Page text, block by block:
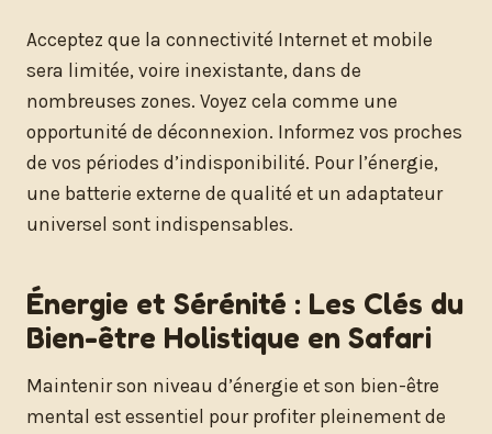
Acceptez que la connectivité Internet et mobile
sera limitée, voire inexistante, dans de
nombreuses zones. Voyez cela comme une
opportunité de déconnexion. Informez vos proches
de vos périodes d’indisponibilité. Pour l’énergie,
une batterie externe de qualité et un adaptateur
universel sont indispensables.
Énergie et Sérénité : Les Clés du
Bien-être Holistique en Safari
Maintenir son niveau d’énergie et son bien-être
mental est essentiel pour profiter pleinement de